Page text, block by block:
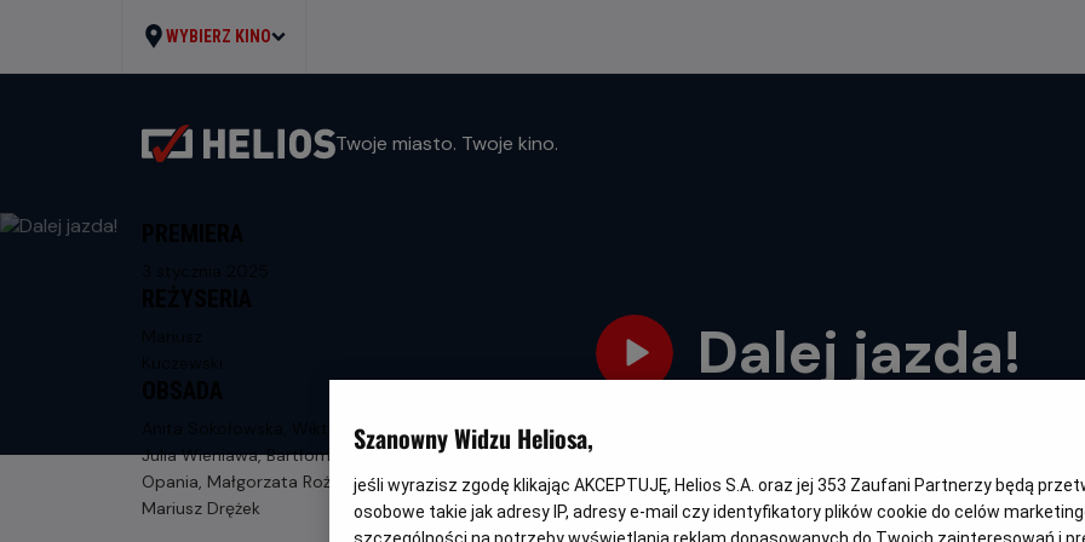
WYBIERZ KINO
Twoje miasto. Twoje kino.
Dalej jazda!
Anita Sokołowska, Wiktor Zborowski,
Julia Wieniawa, Bartłomiej Firlet, Marian
Opania, Małgorzata Rożniatowska,
Mariusz Drężek
FILM POLSKI
Szanowny Widzu Heliosa,
jeśli wyrazisz zgodę klikając AKCEPTUJĘ, Helios S.A. oraz jej 353 Zaufani Partnerzy będą
osobowe takie jak adresy IP, adresy e-mail czy identyfikatory plików cookie do celów